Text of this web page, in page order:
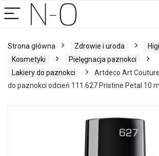
Strona główna Zdrowie i uroda
Kosmetyki
Pielęgnacja paznokci
Lakiery do paznokci
Artdeco Art
do paznokci odcień 111.627 Pristine Petal 10 ml